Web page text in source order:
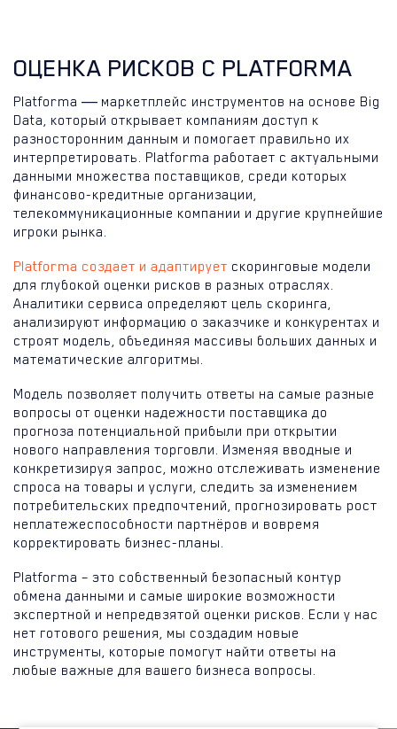
ОЦЕНКА РИСКОВ С PLATFORMA
Platforma ― маркетплейс инструментов на основе Big
Data, который открывает компаниям доступ к
разносторонним данным и помогает правильно их
интерпретировать. Platforma работает с актуальными
данными множества поставщиков, среди которых
финансово-кредитные организации,
телекоммуникационные компании и другие крупнейшие
игроки рынка.
Platforma создает и адаптирует скоринговые модели
для глубокой оценки рисков в разных отраслях.
Аналитики сервиса определяют цель скоринга,
анализируют информацию о заказчике и конкурентах и
строят модель, объединяя массивы больших данных и
математические алгоритмы.
Модель позволяет получить ответы на самые разные
вопросы от оценки надежности поставщика до
прогноза потенциальной прибыли при открытии
нового направления торговли. Изменяя вводные и
конкретизируя запрос, можно отслеживать изменение
спроса на товары и услуги, следить за изменением
потребительских предпочтений, прогнозировать рост
неплатежеспособности партнёров и вовремя
корректировать бизнес-планы.
Platforma – это собственный безопасный контур
обмена данными и самые широкие возможности
экспертной и непредвзятой оценки рисков. Если у нас
нет готового решения, мы создадим новые
инструменты, которые помогут найти ответы на
любые важные для вашего бизнеса вопросы.